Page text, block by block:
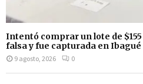
Intentó comprar un lote de
falsa y fue capturada en Ibagué
9 agosto, 2026 0